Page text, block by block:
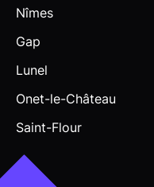
Nîmes
Gap
Lunel
Onet-le-Château
Saint-Flour